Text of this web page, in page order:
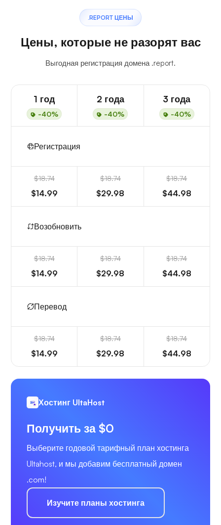
.REPORT ЦЕНЫ
Цены, которые не разорят вас
Выгодная регистрация домена .report.
1 год
-40%
2 года
-40%
3 года
-40%
Регистрация
$18.74
$14.99
$18.74
$29.98
$18.74
$44.98
Возобновить
$18.74
$14.99
$18.74
$29.98
$18.74
$44.98
Перевод
$18.74
$14.99
$18.74
$29.98
$18.74
$44.98
Хостинг UltaHost
Получить за $0
Выберите годовой тарифный план хостинга
Ultahost, и мы добавим бесплатный домен
.com!
Изучите планы хостинга